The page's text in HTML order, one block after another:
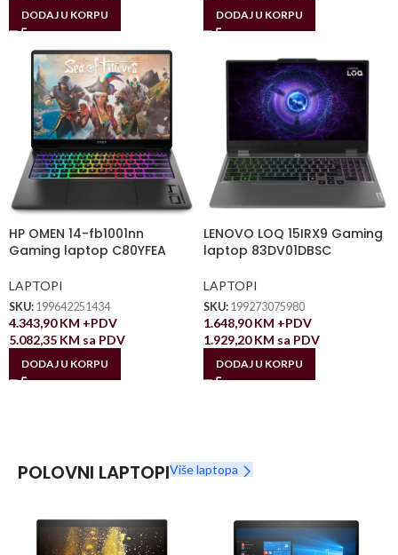
DODAJ U KORPU DODAJ U KORPU
HP OMEN 14-fb1001nn
Gaming laptop C80YFEA
LAPTOPI
SKU: 199642251434
4.343,90KM +PDV
5.082,35 KM sa PDV
DODAJ U KORPU
LENOVO LOQ 15IRX9 Gaming
laptop 83DV01DBSC
LAPTOPI
SKU: 199273075980
1.648,90KM +PDV
1.929,20KM sa PDV
DODAJ U KORPU
POLOVNI LAPTOPIViše laptopa